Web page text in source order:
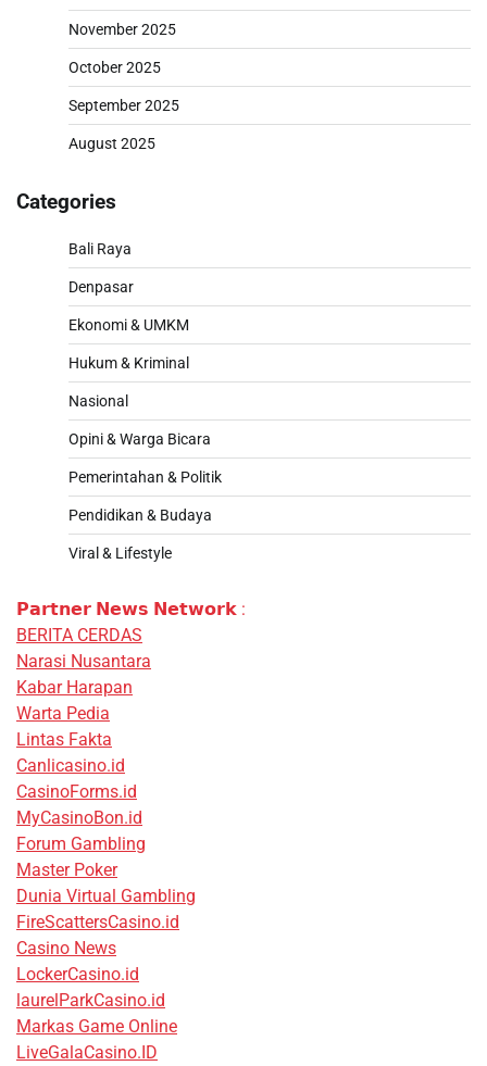
November 2025
October 2025
September 2025
August 2025
Categories
Bali Raya
Denpasar
Ekonomi & UMKM
Hukum & Kriminal
Nasional
Opini & Warga Bicara
Pemerintahan & Politik
Pendidikan & Budaya
Viral & Lifestyle
𝗣𝗮𝗿𝘁𝗻𝗲𝗿 𝗡𝗲𝘄𝘀 𝗡𝗲𝘁𝘄𝗼𝗿𝗸 :
BERITA CERDAS
Narasi Nusantara
Kabar Harapan
Warta Pedia
Lintas Fakta
Canlicasino.id
CasinoForms.id
MyCasinoBon.id
Forum Gambling
Master Poker
Dunia Virtual Gambling
FireScattersCasino.id
Casino News
LockerCasino.id
laurelParkCasino.id
Markas Game Online
LiveGalaCasino.ID